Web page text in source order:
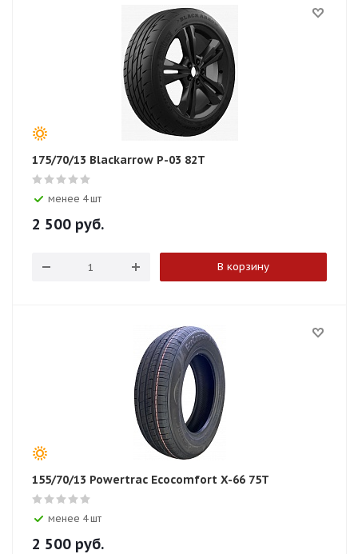
175/70/13 Blackarrow P-03 82T
менее 4 шт
2 500 руб.
В корзину
155/70/13 Powertrac Ecocomfort X-66 75T
менее 4 шт
2 500 руб.